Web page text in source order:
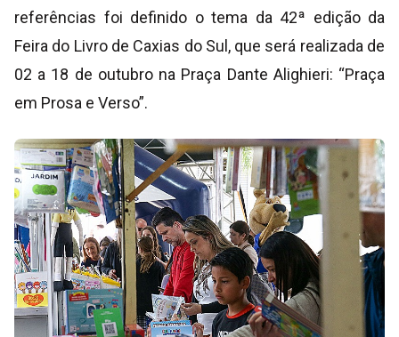
referências foi definido o tema da 42ª edição da
Feira do Livro de Caxias do Sul, que será realizada de
02 a 18 de outubro na Praça Dante Alighieri: “Praça
em Prosa e Verso”.